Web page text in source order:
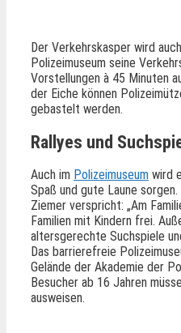
Der Verkehrskasper wird
Polizeimuseum seine
Vorstellungen à 45 Minuten
der Eiche können
gebastelt werden.
Rallyes und
Auch im Polizeimuseum wird
Spaß und gute Laune
Ziemer verspricht: „Am
Familien mit Kindern frei.
altersgerechte Suchspiele
Das barrierefreie
Gelände der Akademie der
Besucher ab 16 Jahren
ausweisen.